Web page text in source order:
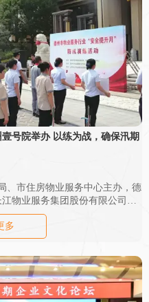
号院举办 以练为战，确保汛期
、市住房物业服务中心主办，德
物业服务集团股份有限公司承
”防汛演练活动在德州壹号院举
多